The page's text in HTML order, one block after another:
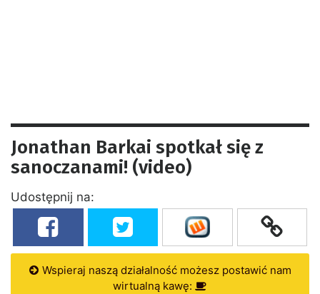
Jonathan Barkai spotkał się z
sanoczanami! (video)
Udostępnij na:
Wspieraj naszą działalność możesz postawić nam
wirtualną kawę: